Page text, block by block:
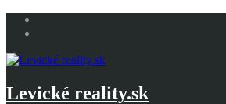
Levické reality.sk